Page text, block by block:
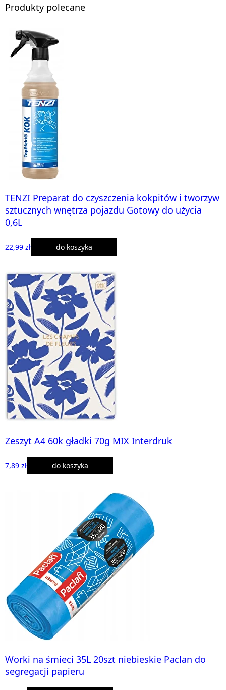
Produkty polecane
TENZI Preparat do czyszczenia kokpitów i tworzyw
sztucznych wnętrza pojazdu Gotowy do użycia
0,6L
22,99 zł do koszyka
Zeszyt A4 60k gładki 70g MIX Interdruk
7,89 zł do koszyka
Worki na śmieci 35L 20szt niebieskie Paclan do
segregacji papieru